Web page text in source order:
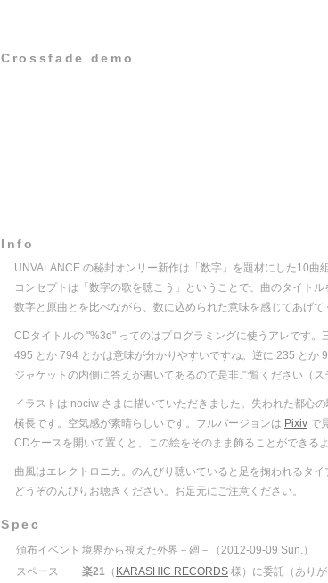
Crossfade demo
Info
UNVALANCE の秘封オンリー新作は「数字」を題材にした10曲
コンセプトは「数字の歌を聴こう」ということで、曲のタイトル
数字と原曲とを比べながら、数に込められた意味を感じてあげて
CDタイトルの "%3d" ってのはプログラミングに使うアレです。
495 とか 794 とかは意味が分かりやすいですね。逆に 235 とか
ジャケットの内側に答えが書いてあるので是非ご覧ください（ス
イラストは nociw さまに描いていただきました。失われた都心の
横長です。空気感が素晴らしいです。フルバージョンは Pixiv で
CDケースを開いて置くと、この絵をそのまま飾ることができる
曲風はエレクトロニカ。のんびり聴いていると足を掬われるタイ
どうぞのんびりお聴きください。お足元にご注意ください。
Spec
頒布イベント 境界から視えた外界－廻－（2012-09-09 Sun.）
スペース
楽21 （ KARASHIC RECORDS 様）に委託（ありが